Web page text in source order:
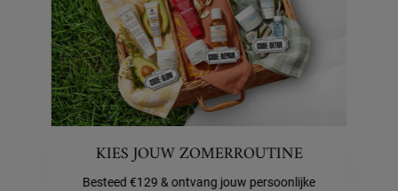
KIES JOUW ZOMERROUTINE
Besteed €129 & ontvang jouw persoonlijke